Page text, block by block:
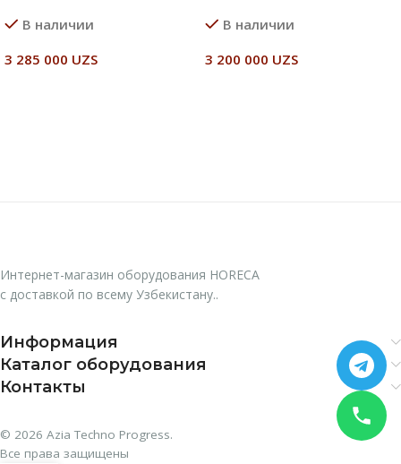
В наличии
3 285 000 UZS
В наличии
3 200 000 UZS
Интернет-магазин оборудования HORECA
с доставкой по всему Узбекистану..
Информация
Каталог оборудования
Контакты
© 2026 Azia Techno Progress.
Все права защищены